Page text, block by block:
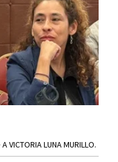
VICTORIA LUNA MURILLO.